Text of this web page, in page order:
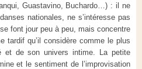
Guastavino, Buchardo…) : il ne
nationales, ne s’intéresse pas
font jour peu à peu, mais concentre
tardif qu’il considère comme le plus
et de son univers intime. La petite
et le sentiment de l’improvisation